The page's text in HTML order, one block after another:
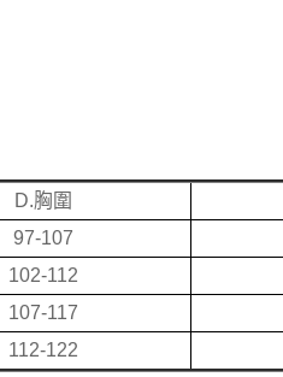
D.胸圍
97-107
102-112
107-117
112-122